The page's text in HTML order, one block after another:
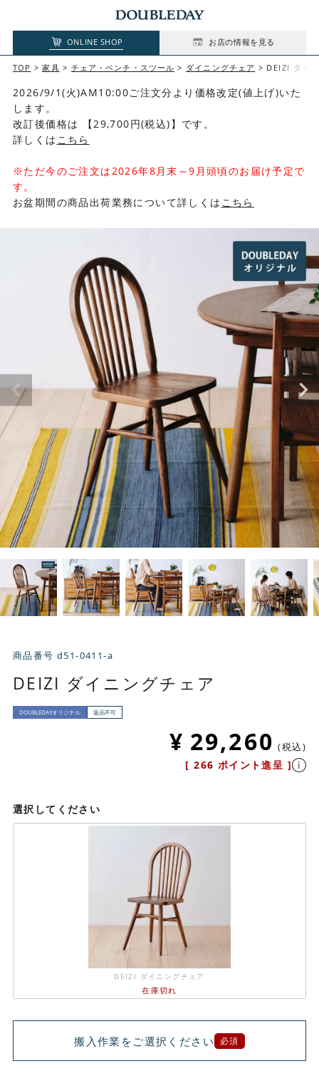
ONLINE SHOP お店の情報を見る
TOP 家具 チェア・ベンチ・スツール ダイニングチェア DEIZI ダイ
2026/9/1(火)AM10:00ご注文分より価格改定(値上げ)いた
します。
改訂後価格は 【29,700円(税込)】です。
詳しくは こちら
※ただ今のご注文は2026年8月末～9月頭頃のお届け予定で
す。
お盆期間の商品出荷業務について詳しくは こちら
商品番号 d51-0411-a
DEIZI ダイニングチェア
DOUBLEDAYオリジナル 返品不可
¥ 29,260 税込
[ 266 ポイント進呈 ]
選択してください
DEIZI ダイニングチェア
在庫切れ
搬入作業をご選択ください 必須